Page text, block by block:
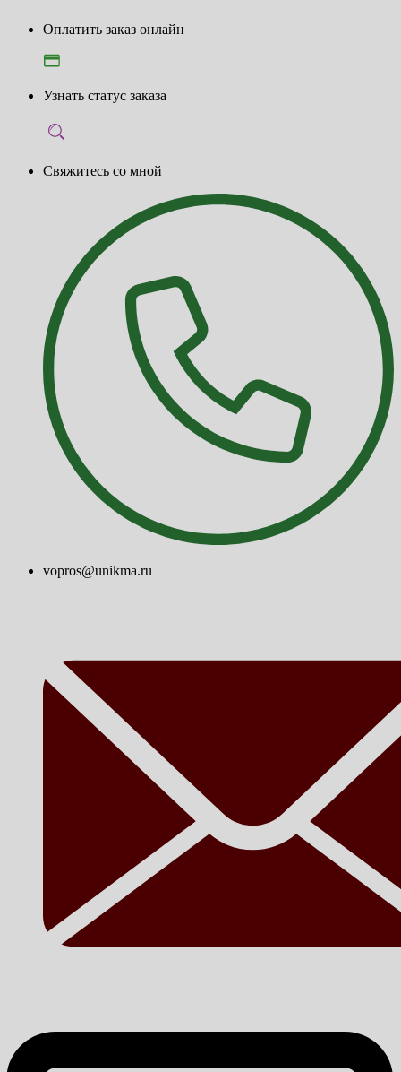
Оплатить заказ онлайн
Узнать статус заказа
Свяжитесь со мной
vopros@unikma.ru